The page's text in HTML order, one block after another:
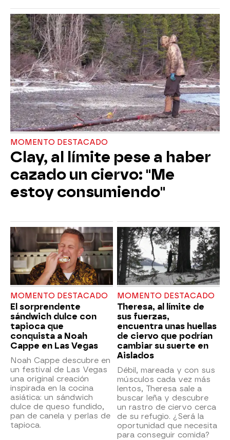
MOMENTO DESTACADO
Clay, al límite pese a haber
cazado un ciervo: "Me
estoy consumiendo"
MOMENTO DESTACADO
El sorprendente
sándwich dulce con
tapioca que
conquista a Noah
Cappe en Las Vegas
Noah Cappe descubre en
un festival de Las Vegas
una original creación
inspirada en la cocina
asiática: un sándwich
dulce de queso fundido,
pan de canela y perlas de
tapioca.
MOMENTO DESTACADO
Theresa, al límite de
sus fuerzas,
encuentra unas huellas
de ciervo que podrían
cambiar su suerte en
Aislados
Débil, mareada y con sus
músculos cada vez más
lentos, Theresa sale a
buscar leña y descubre
un rastro de ciervo cerca
de su refugio. ¿Será la
oportunidad que necesita
para conseguir comida?